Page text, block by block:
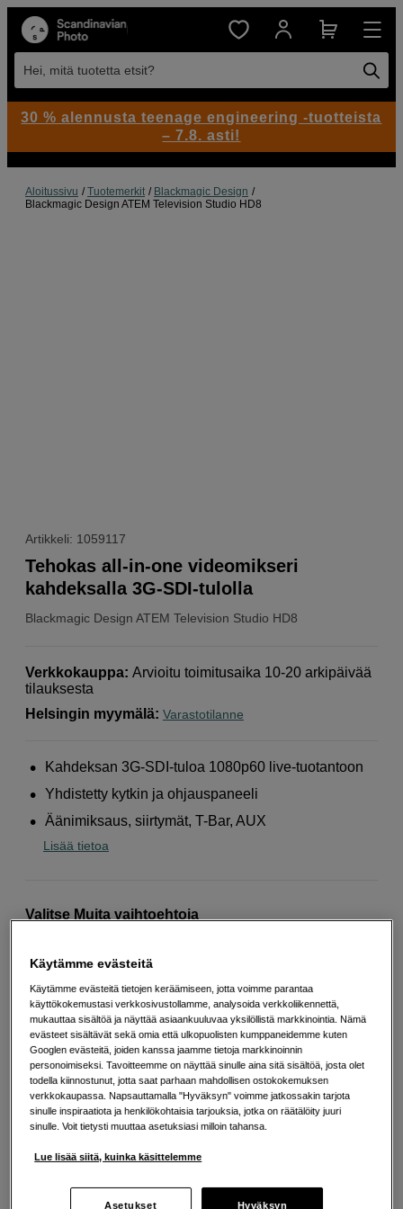
Hei, mitä tuotetta etsit?
Aloitussivu Tuotemerkit
Blackmagic Design
Blackmagic Design ATEM Television Studio HD8
Artikkeli: 1059117
Blackmagic Design ATEM Television Studio HD8
Tehokas all-in-one videomikseri
kahdeksalla 3G-SDI-tulolla
Verkkokauppa: Arvioitu toimitusaika 10-20 arkipäivää
tilauksesta
Helsingin myymälä: Varastotilanne
Kahdeksan 3G-SDI-tuloa 1080p60 live-tuotantoon
Yhdistetty kytkin ja ohjauspaneeli
Äänimiksaus, siirtymät, T-Bar, AUX
Lisää tietoa
Valitse Muita vaihtoehtoja
3 063 EUR
Lisää ostoskoriin
Maksa Svea-erämaksulla
30 % alennusta teenage engineering -tuotteista
– 7.8. asti!
Käytämme evästeitä
Käytämme evästeitä tietojen keräämiseen, jotta voimme parantaa
käyttökokemustasi verkkosivustollamme, analysoida verkkoliikennettä,
mukauttaa sisältöä ja näyttää asiaankuuluvaa yksilöllistä markkinointia. Nämä
evästeet sisältävät sekä omia että ulkopuolisten kumppaneidemme kuten
Googlen evästeitä, joiden kanssa jaamme tietoja markkinoinnin
personoimiseksi. Tavoitteemme on näyttää sinulle aina sitä sisältöä, josta olet
todella kiinnostunut, jotta saat parhaan mahdollisen ostokokemuksen
verkkokaupassa. Napsauttamalla "Hyväksyn" voimme jatkossakin tarjota
sinulle inspiraatiota ja henkilökohtaisia tarjouksia, jotka on räätälöity juuri
sinulle. Voit tietysti muuttaa asetuksiasi milloin tahansa.
Lue lisää siitä, kuinka käsittelemme
Asetukset Hyväksyn